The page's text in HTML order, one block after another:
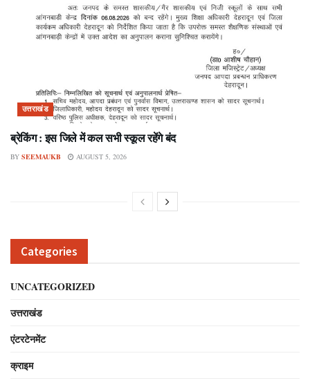
उत्तराखंड
ब्रेकिंग : इस जिले में कल सभी स्कूल रहेंगे बंद
BY SEEMAUKB AUGUST 5, 2026
Categories
UNCATEGORIZED
उत्तराखंड
एंटरटेनमेंट
क्राइम